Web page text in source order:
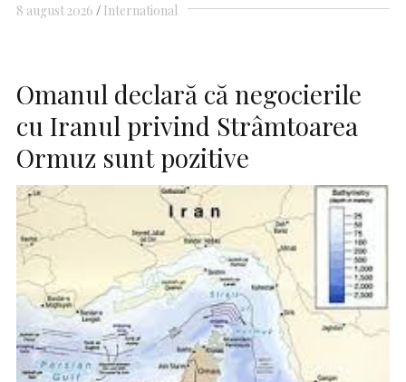
8 august 2026 International
Omanul declară că negocierile
cu Iranul privind Strâmtoarea
Ormuz sunt pozitive